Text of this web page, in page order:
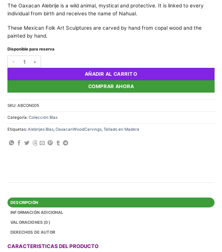
The Oaxacan Alebrije is a wild animal, mystical and protective. It is linked to every
individual from birth and receives the name of Nahual.
These Mexican Folk Art Sculptures are carved by hand from copal wood and the
painted by hand.
Disponible para reserva
AÑADIR AL CARRITO
COMPRAR AHORA
SKU: ABCON005
Categoría: Colección Blas
Etiquetas: Alebrijes Blas OaxacanWoodCarvings Tallado en Madera
DESCRIPCIÓN
INFORMACIÓN ADICIONAL
VALORACIONES (0)
DERECHOS DE AUTOR
CARACTERISTICAS DEL PRODUCTO